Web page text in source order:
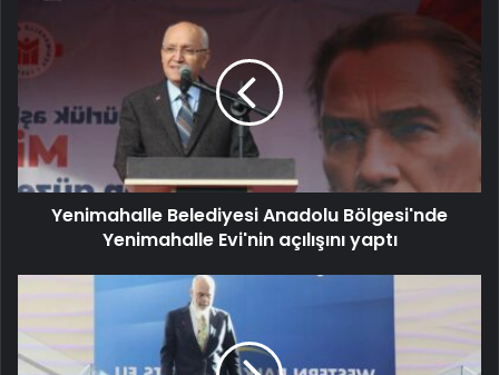
Yenimahalle Belediyesi Anadolu Bölgesi'nde
Yenimahalle Evi'nin açılışını yaptı